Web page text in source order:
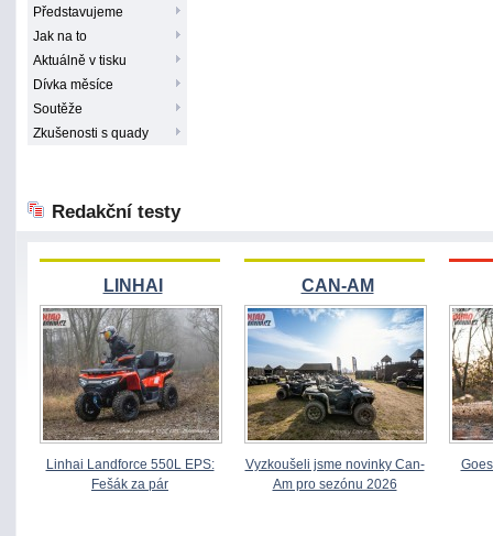
Představujeme
Jak na to
Aktuálně v tisku
Dívka měsíce
Soutěže
Zkušenosti s quady
Redakční testy
LINHAI
Linhai Landforce 550L EPS:
Fešák za pár
CAN-AM
Vyzkoušeli jsme novinky Can-
Am pro sezónu 2026